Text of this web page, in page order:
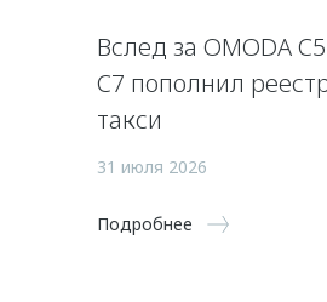
Вслед за OMODA
C7 пополнил
такси
31 июля 2026
Подробнее